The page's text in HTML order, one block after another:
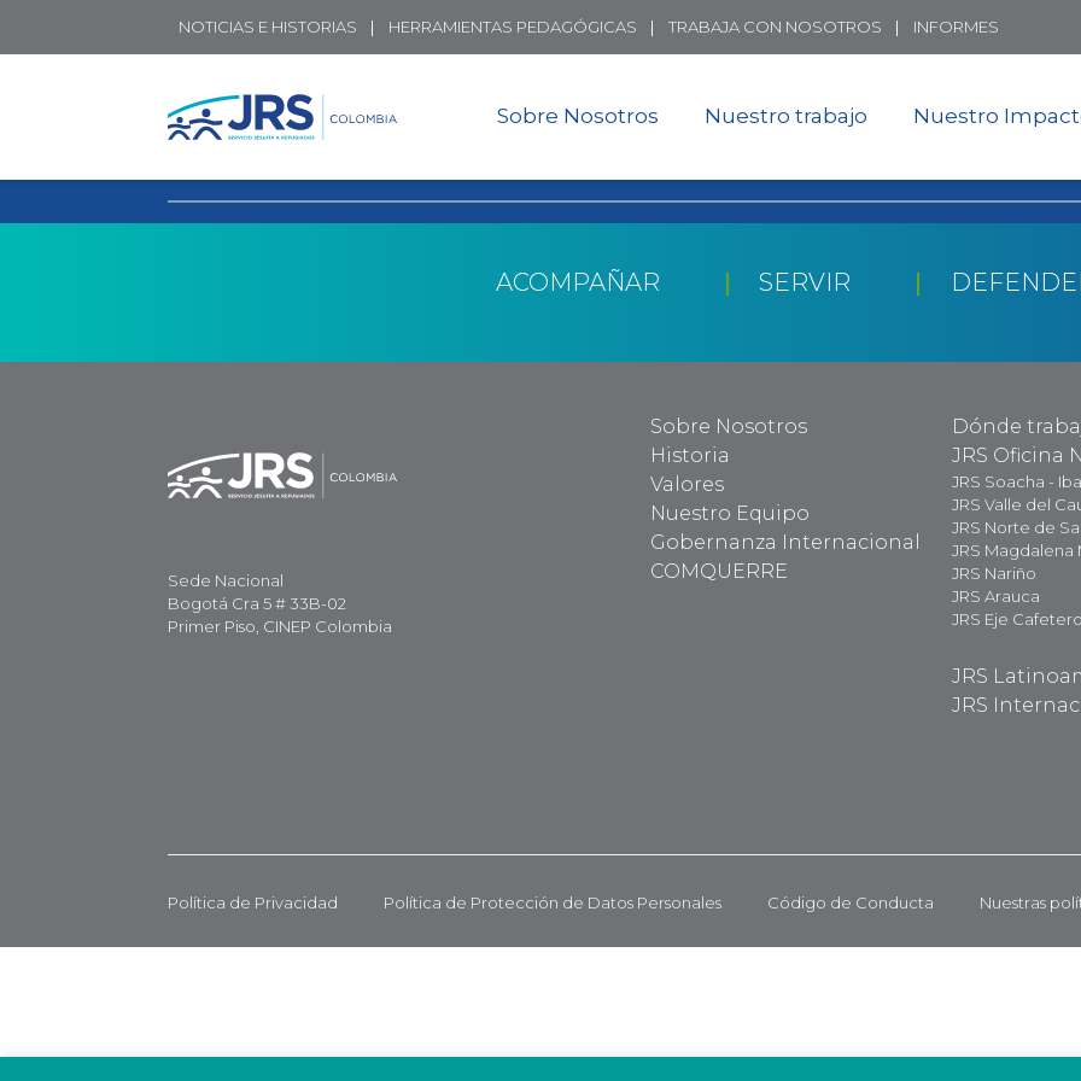
Skip
to
content
NOTICIAS E HISTORIAS HERRAMIENTAS PEDAGÓGICAS TRABAJA CON NOSOTROS INFORMES
Sobre Nosotros Nuestro trabajo Nuestro
ACOMPAÑAR SERVIR
Sede Nacional
Bogotá Cra 5 # 33B-02
Primer Piso, CINEP Colombia
Sobre Nosotros
Historia
Valores
Nuestro Equipo
Gobernanza Internacional
COMQUERRE
Dónde
JRS Oficina
JRS Soacha -
JRS Valle del
JRS Norte de
JRS Magdalena
JRS Nariño
JRS Arauca
JRS Eje Cafetero
JRS
JRS
Política de Privacidad Política de Protección de Datos Personales Código de Conducta Nuestras